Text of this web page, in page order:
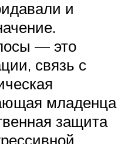
и
— это
связь с
младенца
защита